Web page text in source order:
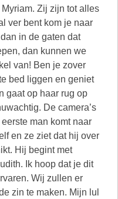
Zij zijn tot alles
ver bent kom je naar
in de gaten dat
dan kunnen we
van! Ben je zover
bed liggen en geniet
gaat op haar rug op
De camera’s
man komt naar
en ze ziet dat hij over
Hij begint met
Ik hoop dat je dit
Wij zullen er
zin te maken. Mijn lul